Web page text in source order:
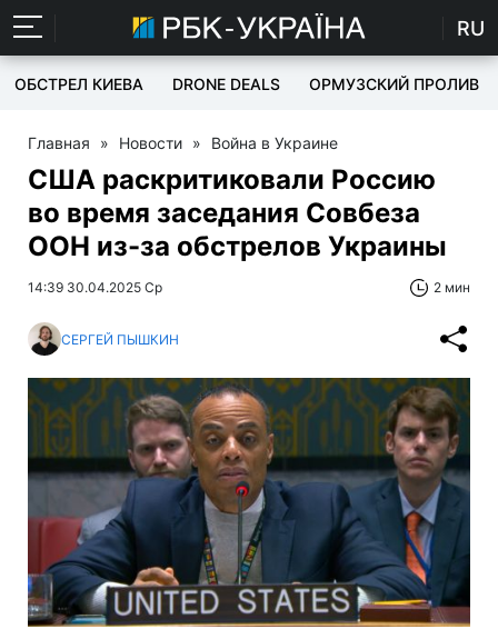
RU
ОБСТРЕЛ КИЕВА DRONE DEALS ОРМУЗСКИЙ ПРОЛИВ
Главная » Новости » Война в Украине
США раскритиковали Россию
во время заседания Совбеза
ООН из-за обстрелов Украины
14:39 30.04.2025 Ср 2 мин
СЕРГЕЙ ПЫШКИН